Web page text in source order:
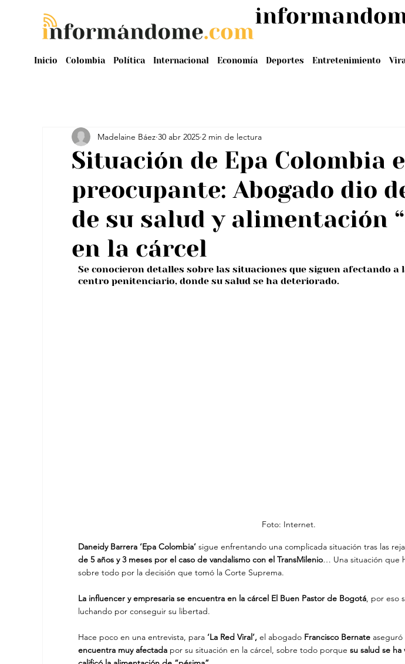
Inicio Colombia Política Internacional Economía Deportes Entretenimiento
Situación de Epa Colombia
preocupante: Abogado dio
de su salud y alimentación
en la cárcel
Madelaine Báez 30 abr 2025 2 min de lectura
Se conocieron detalles sobre las situaciones que siguen afectando a
centro penitenciario, donde su salud se ha deteriorado.
Foto: Internet.
Daneidy Barrera ‘Epa Colombia’ sigue enfrentando una complicada situación tras las
de 5 años y 3 meses por el caso de vandalismo con el TransMilenio… Una situación que
sobre todo por la decisión que tomó la Corte Suprema.
La influencer y empresaria se encuentra en la cárcel El Buen Pastor de Bogotá, por eso
luchando por conseguir su libertad.
Hace poco en una entrevista, para ‘La Red Viral’, el abogado Francisco Bernate
encuentra muy afectada por su situación en la cárcel, sobre todo porque su salud se